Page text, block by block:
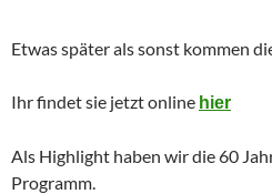
Etwas später als sonst kommen
Ihr findet sie jetzt online hier
Als Highlight haben wir die 60
Programm.